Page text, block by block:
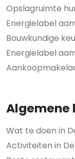
Opslagruimte
Energielabel
Bouwkundige
Energielabel
Algemene
Wat te doen in
Activiteiten in